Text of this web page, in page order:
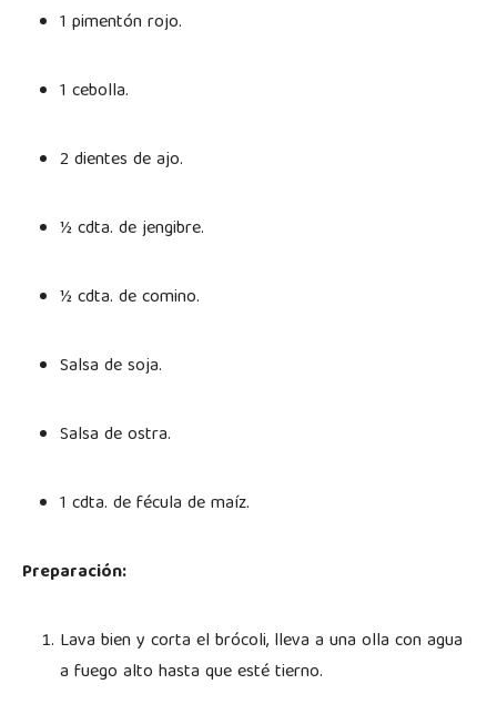
1 pimentón rojo.
1 cebolla.
2 dientes de ajo.
½ cdta. de jengibre.
½ cdta. de comino.
Salsa de soja.
Salsa de ostra.
1 cdta. de fécula de maíz.
Preparación:
Lava bien y corta el brócoli, lleva a una olla con agua
a fuego alto hasta que esté tierno.